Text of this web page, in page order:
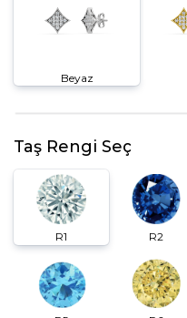
Beyaz
Taş Rengi Seç
R1 R2